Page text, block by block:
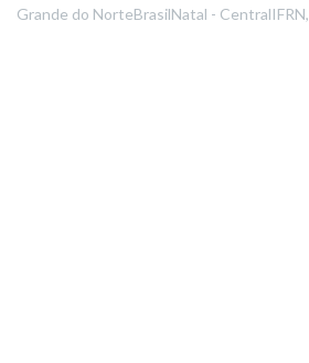
Grande do NorteBrasilNatal - CentralIFRN,